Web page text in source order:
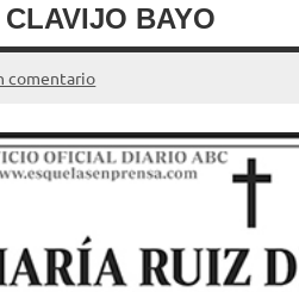
BAYO
comentario